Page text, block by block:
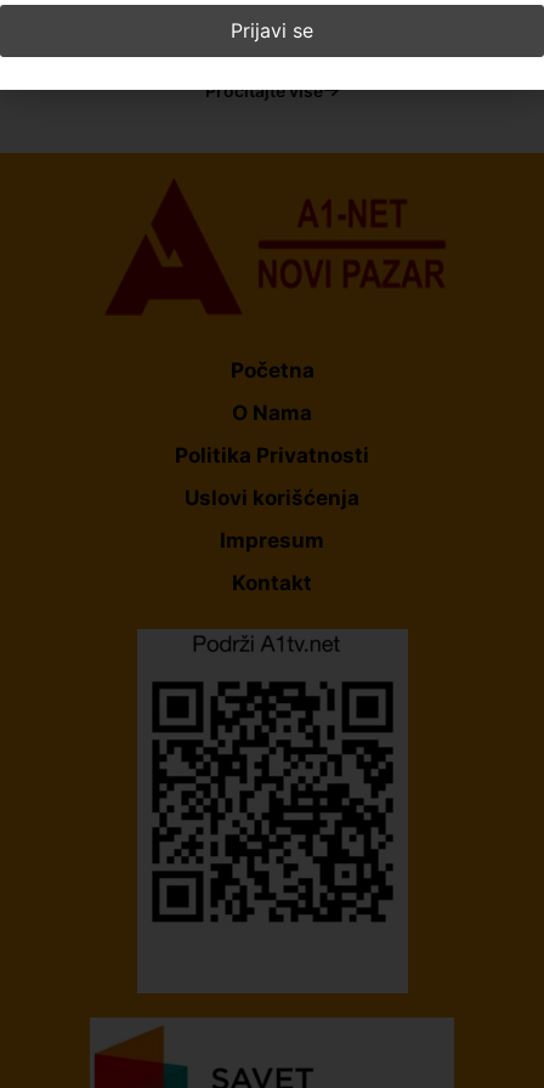
Rejana Špirtović17. april 2026.
23:03
Pročitajte više
Početna
O Nama
Politika Privatnosti
Uslovi korišćenja
Impresum
Kontakt